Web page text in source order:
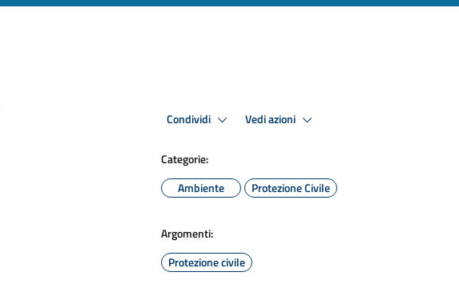
Condividi Vedi azioni
Categorie:
Ambiente
Protezione Civile
Argomenti:
Protezione civile